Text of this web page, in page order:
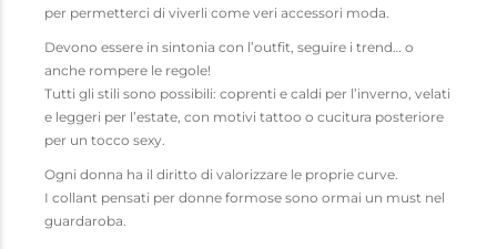
per permetterci di viverli come veri accessori moda.
Devono essere in sintonia con l’outfit, seguire i trend… o
anche rompere le regole!
Tutti gli stili sono possibili: coprenti e caldi per l’inverno, velati
e leggeri per l’estate, con motivi tattoo o cucitura posteriore
per un tocco sexy.
Ogni donna ha il diritto di valorizzare le proprie curve.
I collant pensati per donne formose sono ormai un must nel
guardaroba.